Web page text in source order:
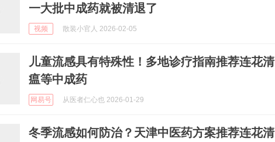
一大批中成药就被清退了
视频 散装小官人 2026-02-05
儿童流感具有特殊性！多地诊疗指南推荐连花清
瘟等中成药
网易号 从医者仁心也 2026-01-29
冬季流感如何防治？天津中医药方案推荐连花清